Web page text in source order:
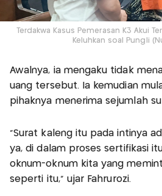
Terdakwa Kasus Pemerasan K3 Akui
Keluhkan soal Pungli
Awalnya, ia mengaku tidak
uang tersebut. Ia kemudian
pihaknya menerima sejumlah
"Surat kaleng itu pada intinya
ya, di dalam proses sertifikasi
oknum-oknum kita yang
seperti itu," ujar Fahrurozi.